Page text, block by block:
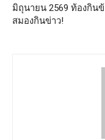
มิถุนายน 2569 ท้องกิน
สมองกินข่าว!